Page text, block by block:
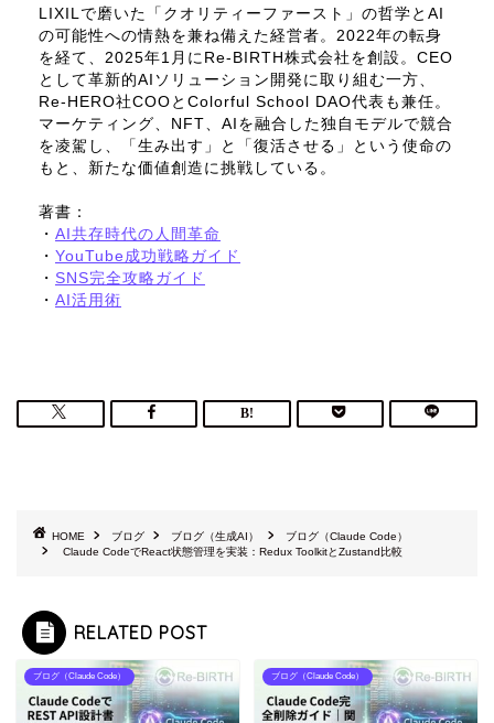
LIXILで磨いた「クオリティーファースト」の哲学とAI
の可能性への情熱を兼ね備えた経営者。2022年の転身
を経て、2025年1月にRe-BIRTH株式会社を創設。CEO
として革新的AIソリューション開発に取り組む一方、
Re-HERO社COOとColorful School DAO代表も兼任。
マーケティング、NFT、AIを融合した独自モデルで競合
を凌駕し、「生み出す」と「復活させる」という使命の
もと、新たな価値創造に挑戦している。
著書：
・ AI共存時代の人間革命
・ YouTube成功戦略ガイド
・ SNS完全攻略ガイド
・ AI活用術
HOME ブログ ブログ（生成AI）
ブログ（Claude Code）
Claude CodeでReact状態管理を実装：Redux ToolkitとZustand比較
RELATED POST
ブログ（Claude Code） ブログ（Claude Code）